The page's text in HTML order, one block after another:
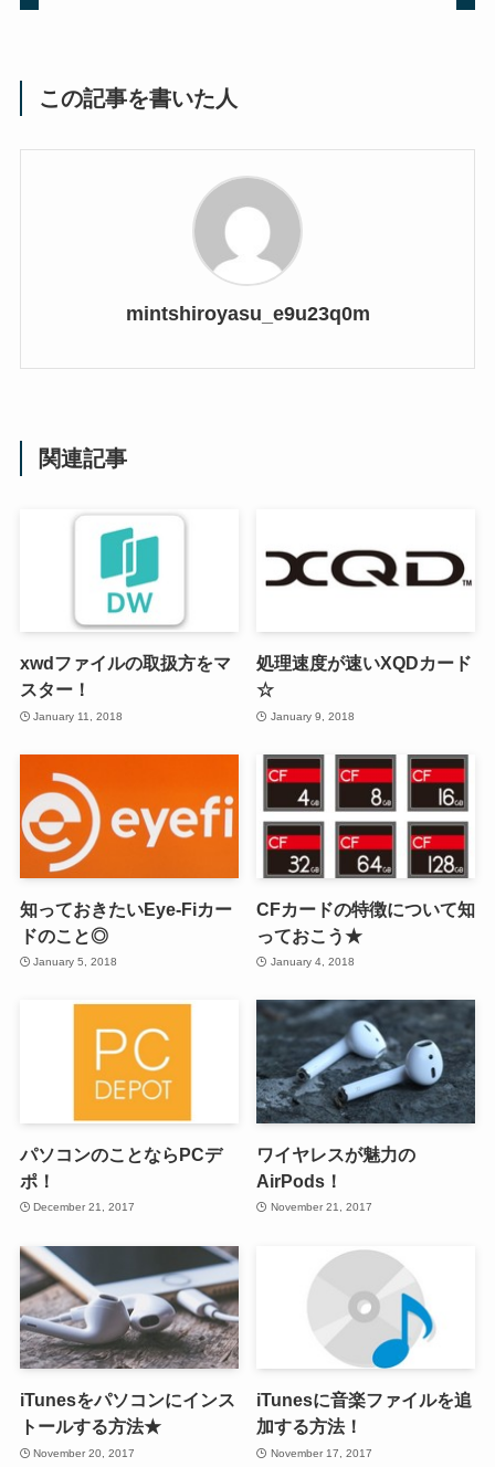
この記事を書いた人
mintshiroyasu_e9u23q0m
関連記事
xwdファイルの取扱方をマ
スター！
January 11, 2018
処理速度が速いXQDカード
☆
January 9, 2018
知っておきたいEye-Fiカー
ドのこと◎
January 5, 2018
CFカードの特徴について知
っておこう★
January 4, 2018
パソコンのことならPCデ
ポ！
December 21, 2017
ワイヤレスが魅力の
AirPods！
November 21, 2017
iTunesをパソコンにインス
トールする方法★
November 20, 2017
iTunesに音楽ファイルを追
加する方法！
November 17, 2017